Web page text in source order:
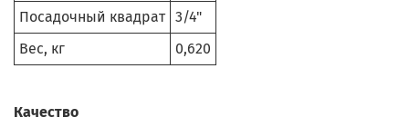
Посадочный квадрат 3/4"
Вес, кг
0,620
Качество